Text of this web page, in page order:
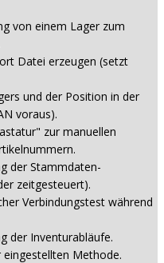
von einem Lager zum
Datei erzeugen (setzt
und der Position in der
voraus).
zur manuellen
der Stammdaten-
zeitgesteuert).
Verbindungstest während
der Inventurabläufe.
Methode.